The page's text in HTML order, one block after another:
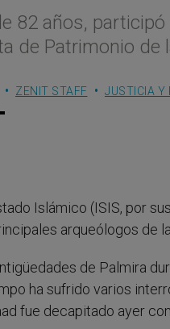
82 años,
de Patrimonio de
ZENIT STAFF JUSTICIA Y
Islámico (ISIS, por
arqueólogos de
de Palmira
ha sufrido varios
fue decapitado ayer